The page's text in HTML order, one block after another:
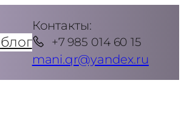
блог
Контакты:
+7 985 014 60 15
mani.qr@yandex.ru